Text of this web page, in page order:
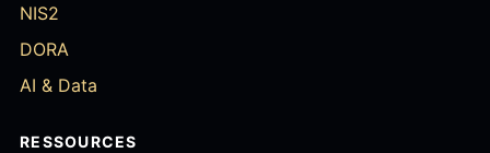
NIS2
DORA
AI & Data
RESSOURCES